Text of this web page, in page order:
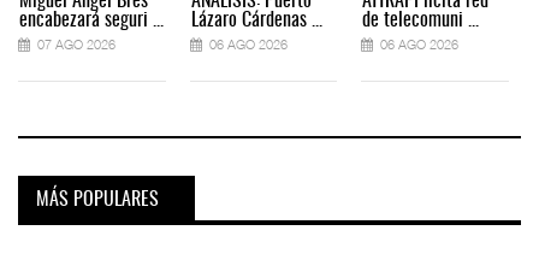
encabezará seguri ...
07 AGO 2026
Lázaro Cárdenas ...
06 AGO 2026
de telecomuni ...
06 AGO 2026
MÁS POPULARES